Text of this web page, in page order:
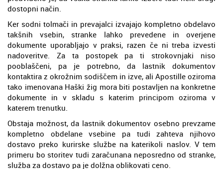
dostopni način.
Ker sodni tolmači in prevajalci izvajajo kompletno obdelavo
takšnih vsebin, stranke lahko prevedene in overjene
dokumente uporabljajo v praksi, razen če ni treba izvesti
nadoveritve. Za ta postopek pa ti strokovnjaki niso
pooblaščeni, pa je potrebno, da lastnik dokumentov
kontaktira z okrožnim sodiščem in izve, ali Apostille oziroma
tako imenovana Haški žig mora biti postavljen na konkretne
dokumente in v skladu s katerim principom oziroma v
katerem trenutku.
Obstaja možnost, da lastnik dokumentov osebno prevzame
kompletno obdelane vsebine pa tudi zahteva njihovo
dostavo preko kurirske službe na katerikoli naslov. V tem
primeru bo storitev tudi zaračunana neposredno od stranke,
služba za dostavo pa je dolžna oblikovati ceno.